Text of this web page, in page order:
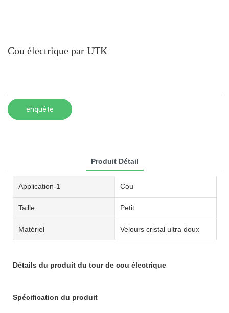
Cou électrique par UTK
enquête
Produit Détail
Application-1 Cou
Taille Petit
Matériel Velours cristal ultra doux
Détails du produit du tour de cou électrique
Spécification du produit